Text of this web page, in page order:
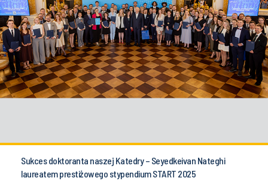
Sukces doktoranta naszej Katedry – Seyedkeivan Nateghi
laureatem prestiżowego stypendium START 2025